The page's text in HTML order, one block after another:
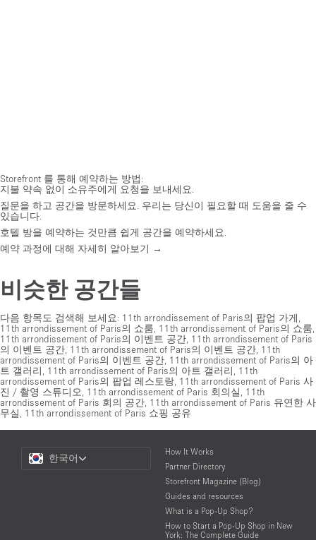
Storefront 를 통해 예약하는 방법:
지불 약속 없이 소유주에게 요청을 보내세요.
질문을 하고 공간을 방문하세요. 우리는 당신이 필요할 때 도움을 줄 수
있습니다.
호텔 방을 예약하는 것만큼 쉽게 공간을 예약하세요.
예약 과정에 대해 자세히 알아보기 →
비슷한 공간들
다음 항목도 검색해 보세요: 11th arrondissement of Paris의 팝업 가게
11th arrondissement of Paris의 쇼룸 11th arrondissement of Paris의 쇼룸
11th arrondissement of Paris의 이벤트 공간 11th arrondissement of Paris
의 이벤트 공간 11th arrondissement of Paris의 이벤트 공간 11th
arrondissement of Paris의 이벤트 공간 11th arrondissement of Paris의 아
트 갤러리
11th arrondissement of Paris의 아트 갤러리
11th
arrondissement of Paris의 팝업 레스토랑 11th arrondissement of Paris 사
진 / 촬영 스튜디오
11th arrondissement of Paris 회의실
11th
arrondissement of Paris 회의 공간 11th arrondissement of Paris 유연한 사
무실
11th arrondissement of Paris 쇼핑 공유
Choose
Language
한국어
How It Works
Partner Directory
Storefront Magazine (Blog)
Guides and resources
What is a Pop-Up Shop?
How to Start a Pop-Up Shop in New
York: The Complete Guide